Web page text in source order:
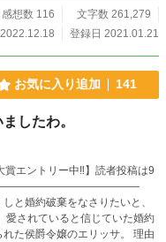
感想数 116
文字数 261,279
登録日 2021.01.21
お気に入り追加 141
したわ。
賞エントリー中‼️】読者投稿は9
と婚約破棄をなさりたいと、
た侯爵令嬢のエリッサ。 理由